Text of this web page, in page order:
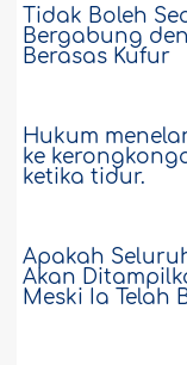
Tidak Boleh
Bergabung
Berasas Kufur
Hukum
ke
ketika tidur.
Apakah
Akan
Meski Ia Telah